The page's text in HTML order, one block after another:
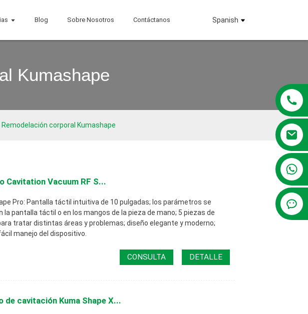
Blog Sobre Nosotros Contáctanos Spanish
Kumashape
Remodelación corporal Kumashape
Cavitation Vacuum RF S...
Pro: Pantalla táctil intuitiva de 10 pulgadas; los parámetros se
la pantalla táctil o en los mangos de la pieza de mano; 5 piezas de
tratar distintas áreas y problemas; diseño elegante y moderno;
manejo del dispositivo.
CONSULTA DETALLE
de cavitación Kuma Shape X...